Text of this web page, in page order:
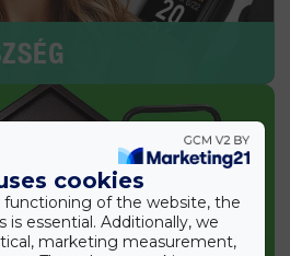
cookies
functioning of the website, the
is essential. Additionally, we
marketing measurement,